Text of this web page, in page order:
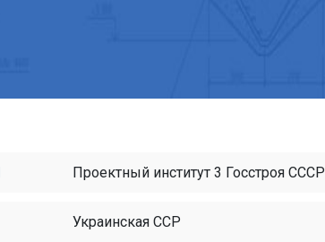
Проектный институт 3 Госстроя СССР
Украинская ССР